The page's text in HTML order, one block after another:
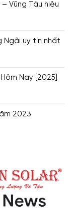
Vũng Tàu hiệu
uy tín nhất
Nay [2025]
2023